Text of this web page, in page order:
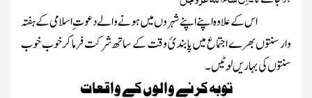
اس کے علاوہ اپنے اپنے شہروں میں ہونے والے دعوت ِ اسلامی کے ہفتہ
وار سنتوں بھرے اجتماع میں پابندیٔ وقت کے ساتھ شرکت فرما کر خوب خوب
سنتوں کی بہاریں لُوٹیں ۔
توبہ کرنے والوں کے واقعات